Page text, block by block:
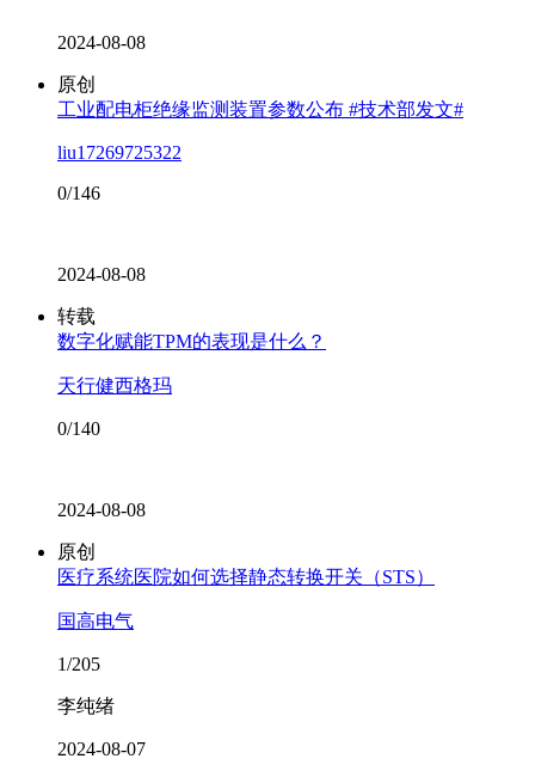
2024-08-08
原创
工业配电柜绝缘监测装置参数公布 #技术部发文#
liu17269725322
0/146
2024-08-08
转载
数字化赋能TPM的表现是什么？
天行健西格玛
0/140
2024-08-08
原创
医疗系统医院如何选择静态转换开关（STS）
国高电气
1/205
李纯绪
2024-08-07